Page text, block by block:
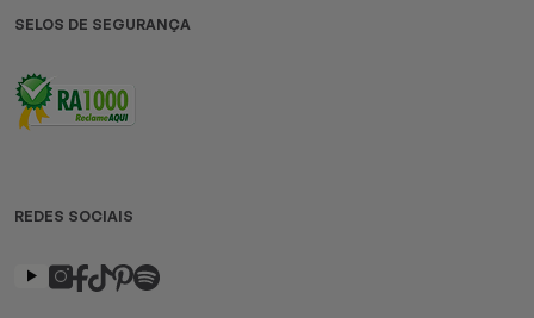
SELOS DE SEGURANÇA
REDES SOCIAIS